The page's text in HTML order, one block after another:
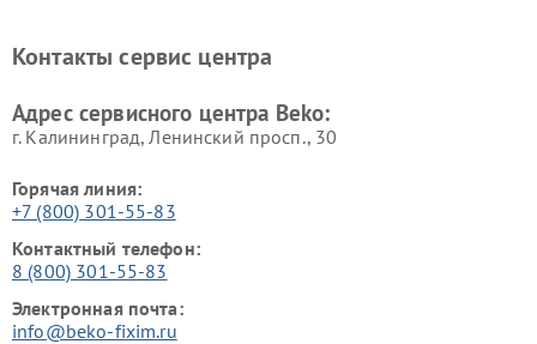
Ремонт холодильников Beko Ремонт морозильных камер
Контакты сервис центра
Адрес сервисного центра Beko:
г. Калининград, Ленинский просп., 30
Горячая линия:
+7 (800) 301-55-83
Контактный телефон:
8 (800) 301-55-83
Электронная почта:
info@beko-fixim.ru